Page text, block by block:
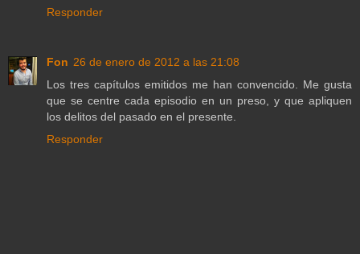
Responder
Fon 26 de enero de 2012 a las 21:08
Los tres capítulos emitidos me han convencido. Me gusta
que se centre cada episodio en un preso, y que apliquen
los delitos del pasado en el presente.
Responder